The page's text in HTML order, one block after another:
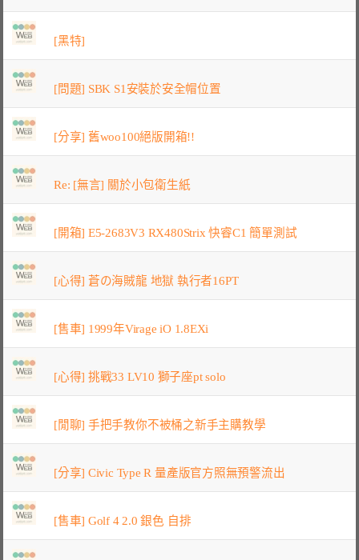
[黑特]
[問題] SBK S1安裝於安全帽位置
[分享] 舊woo100絕版開箱!!
Re: [無言] 關於小包衛生紙
[開箱] E5-2683V3 RX480Strix 快睿C1 簡單測試
[心得] 蒼の海賊龍 地獄 執行者16PT
[售車] 1999年Virage iO 1.8EXi
[心得] 挑戰33 LV10 獅子座pt solo
[閒聊] 手把手教你不被桶之新手主購教學
[分享] Civic Type R 量產版官方照無預警流出
[售車] Golf 4 2.0 銀色 自排